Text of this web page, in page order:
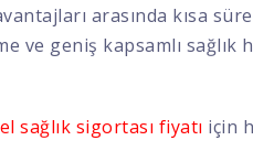
arasında kısa
ve geniş kapsamlı
sağlık sigortası fiyatı için